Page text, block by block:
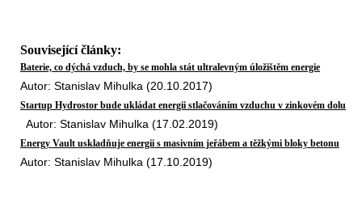
Související články:
Baterie, co dýchá vzduch, by se mohla stát ultralevným úložištěm energie
Autor: Stanislav Mihulka (20.10.2017)
Startup Hydrostor bude ukládat energii stlačováním vzduchu v zinkovém dolu
Autor: Stanislav Mihulka (17.02.2019)
Energy Vault uskladňuje energii s masivním jeřábem a těžkými bloky betonu
Autor: Stanislav Mihulka (17.10.2019)